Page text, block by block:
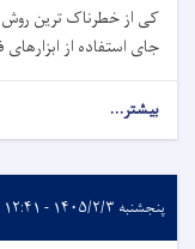
کی از خطرناک ‌ترین
‌جای استفاده از
بیشتر...
پنجشنبه ۱۴۰۵/۲/۳ - ۱۲:۴۱